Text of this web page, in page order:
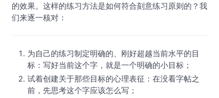
的效果。这样的练习方法是如何符合刻意练习原则的？我
们来逐一核对：
为自己的练习制定明确的、刚好超越当前水平的目
标：写好当前这个字，就是一个明确的小目标；
试着创建关于那些目标的心理表征：在没看字帖之
前，先思考这个字应该怎么写；